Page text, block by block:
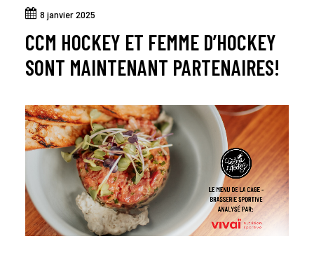
8 janvier 2025
CCM HOCKEY ET FEMME D’HOCKEY
SONT MAINTENANT PARTENAIRES!